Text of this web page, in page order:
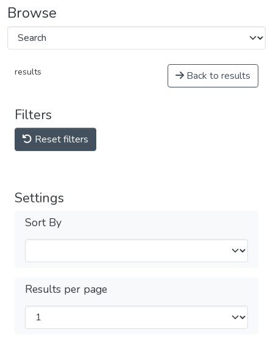
Browse
results Back to results
Filters
Reset filters
Settings
Sort By
Results per page